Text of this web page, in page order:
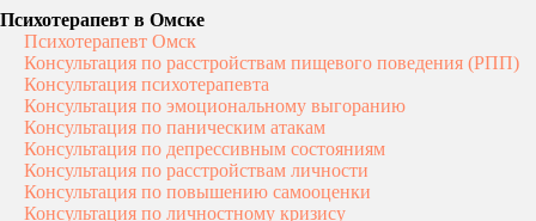
Психотерапевт в Омске
Психотерапевт Омск
Консультация по расстройствам пищевого поведения (РПП)
Консультация психотерапевта
Консультация по эмоциональному выгоранию
Консультация по паническим атакам
Консультация по депрессивным состояниям
Консультация по расстройствам личности
Консультация по повышению самооценки
Консультация по личностному кризису
Телефон
+7
Связаться в мессенджере
Мы вам позвоним